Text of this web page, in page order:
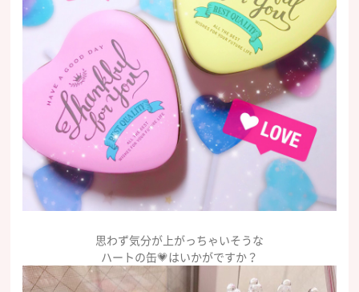
思わず気分が上がっちゃいそうな
ハートの缶💗はいかがですか？